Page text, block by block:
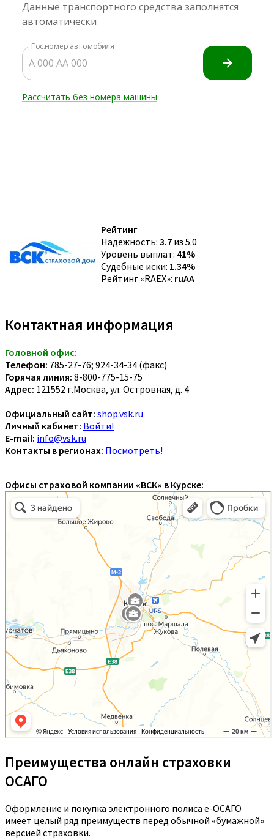
Рейтинг
Надежность: 3.7 из 5.0
Уровень выплат: 41%
Судебные иски: 1.34%
Рейтинг «RAEX»: ruAA
Контактная информация
Головной офис:
Телефон: 785-27-76; 924-34-34 (факс)
Горячая линия: 8-800-775-15-75
Адрес: 121552 г.Москва, ул. Островная, д. 4
Официальный сайт: shop.vsk.ru
Личный кабинет: Войти!
E-mail: info@vsk.ru
Контакты в регионах: Посмотреть!
Офисы страховой компании «ВСК» в Курске:
Преимущества онлайн страховки
ОСАГО
Оформление и покупка электронного полиса е-ОСАГО
имеет целый ряд преимуществ перед обычной «бумажной»
версией страховки.